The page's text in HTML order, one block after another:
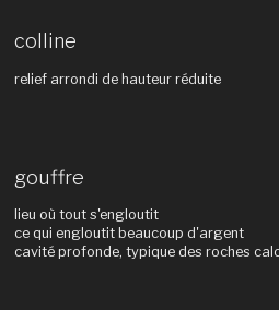
colline
relief arrondi de hauteur réduite
gouffre
lieu où tout s'engloutit
ce qui engloutit beaucoup d'argent
cavité profonde, typique des roches